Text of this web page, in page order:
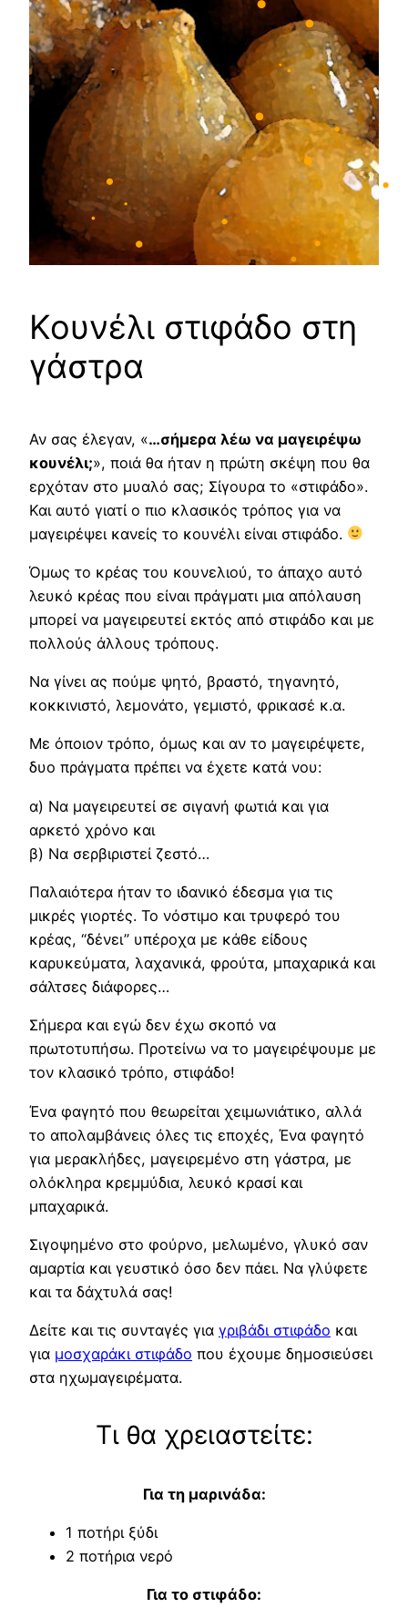
•
•
•
•
••
•
•
•
•
Κουνέλι στιφάδο στη
γάστρα
Αν σας έλεγαν, «…σήμερα λέω να μαγειρέψω
κουνέλι;», ποιά θα ήταν η πρώτη σκέψη που θα
ερχόταν στο μυαλό σας; Σίγουρα το «στιφάδο».
Και αυτό γιατί ο πιο κλασικός τρόπος για να
μαγειρέψει κανείς το κουνέλι είναι στιφάδο.
Όμως το κρέας του κουνελιού, το άπαχο αυτό
λευκό κρέας που είναι πράγματι μια απόλαυση
μπορεί να μαγειρευτεί εκτός από στιφάδο και με
πολλούς άλλους τρόπους.
Να γίνει ας πούμε ψητό, βραστό, τηγανητό,
κοκκινιστό, λεμονάτο, γεμιστό, φρικασέ κ.α.
Με όποιον τρόπο, όμως και αν το μαγειρέψετε,
δυο πράγματα πρέπει να έχετε κατά νου:
α) Να μαγειρευτεί σε σιγανή φωτιά και για
αρκετό χρόνο και
β) Να σερβιριστεί ζεστό…
Παλαιότερα ήταν το ιδανικό έδεσμα για τις
μικρές γιορτές. Το νόστιμο και τρυφερό του
κρέας, “δένει” υπέροχα με κάθε είδους
καρυκεύματα, λαχανικά, φρούτα, μπαχαρικά και
σάλτσες διάφορες…
Σήμερα και εγώ δεν έχω σκοπό να
πρωτοτυπήσω. Προτείνω να το μαγειρέψουμε με
τον κλασικό τρόπο, στιφάδο!
Ένα φαγητό που θεωρείται χειμωνιάτικο, αλλά
το απολαμβάνεις όλες τις εποχές, Ένα φαγητό
για μερακλήδες, μαγειρεμένο στη γάστρα, με
ολόκληρα κρεμμύδια, λευκό κρασί και
μπαχαρικά.
Σιγοψημένο στο φούρνο, μελωμένο, γλυκό σαν
αμαρτία και γευστικό όσο δεν πάει. Να γλύφετε
και τα δάχτυλά σας!
Δείτε και τις συνταγές για γριβάδι στιφάδο και
για μοσχαράκι στιφάδο που έχουμε δημοσιεύσει
στα ηχωμαγειρέματα.
Τι θα χρειαστείτε:
Για τη μαρινάδα:
1 ποτήρι ξύδι
2 ποτήρια νερό
Για το στιφάδο: